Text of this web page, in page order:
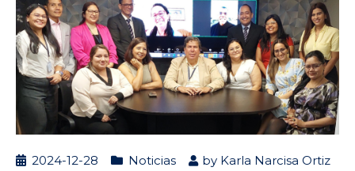
2024-12-28 Noticias by Karla Narcisa Ortiz